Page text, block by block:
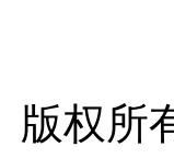
版权所